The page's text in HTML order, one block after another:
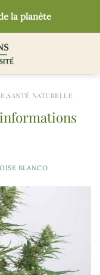
la planète
,SANTÉ NATURELLE
BLANCO